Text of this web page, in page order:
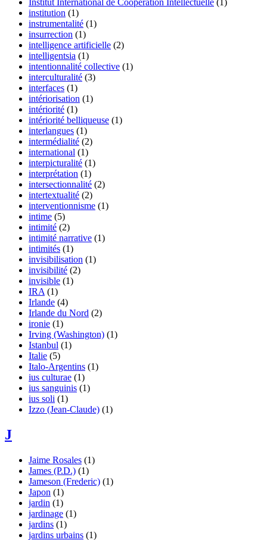
Institut International de Coopération Intellectuelle (1)
institution (1)
instrumentalité (1)
insurrection (1)
intelligence artificielle (2)
intelligentsia (1)
intentionnalité collective (1)
interculturalité (3)
interfaces (1)
intériorisation (1)
intériorité (1)
intériorité belliqueuse (1)
interlangues (1)
intermédialité (2)
international (1)
interpicturalité (1)
interprétation (1)
intersectionnalité (2)
intertextualité (2)
interventionnisme (1)
intime (5)
intimité (2)
intimité narrative (1)
intimités (1)
invisibilisation (1)
invisibilité (2)
invisible (1)
IRA (1)
Irlande (4)
Irlande du Nord (2)
ironie (1)
Irving (Washington) (1)
Istanbul (1)
Italie (5)
Italo-Argentins (1)
ius culturae (1)
ius sanguinis (1)
ius soli (1)
Izzo (Jean-Claude) (1)
J
Jaime Rosales (1)
James (P.D.) (1)
Jameson (Frederic) (1)
Japon (1)
jardin (1)
jardinage (1)
jardins (1)
jardins urbains (1)